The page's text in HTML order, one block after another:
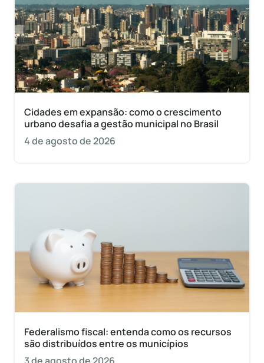
Cidades em expansão: como o crescimento
urbano desafia a gestão municipal no Brasil
4 de agosto de 2026
Federalismo fiscal: entenda como os recursos
são distribuídos entre os municípios